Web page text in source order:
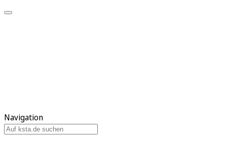
Navigation